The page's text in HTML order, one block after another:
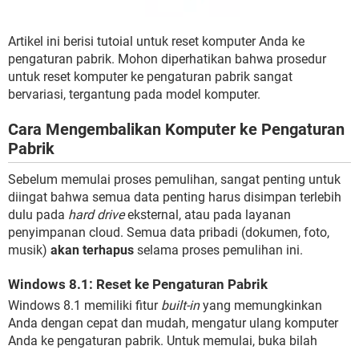
Artikel ini berisi tutoial untuk reset komputer Anda ke
pengaturan pabrik. Mohon diperhatikan bahwa prosedur
untuk reset komputer ke pengaturan pabrik sangat
bervariasi, tergantung pada model komputer.
Cara Mengembalikan Komputer ke Pengaturan
Pabrik
Sebelum memulai proses pemulihan, sangat penting untuk
diingat bahwa semua data penting harus disimpan terlebih
dulu pada hard driveeksternal, atau pada layanan
penyimpanan cloud. Semua data pribadi (dokumen, foto,
musik) akan terhapus selama proses pemulihan ini.
Windows 8.1: Reset ke Pengaturan Pabrik
Windows 8.1 memiliki fitur built-inyang memungkinkan
Anda dengan cepat dan mudah, mengatur ulang komputer
Anda ke pengaturan pabrik. Untuk memulai, buka bilah